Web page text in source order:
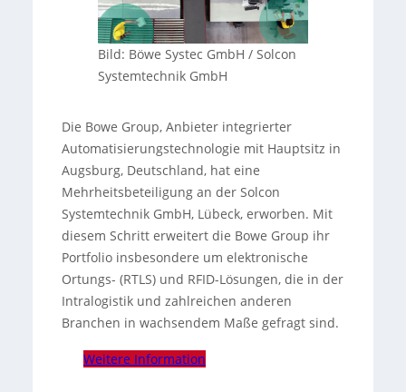
Bild: Böwe Systec GmbH / Solcon
Systemtechnik GmbH
Die Bowe Group, Anbieter integrierter
Automatisierungstechnologie mit Hauptsitz in
Augsburg, Deutschland, hat eine
Mehrheitsbeteiligung an der Solcon
Systemtechnik GmbH, Lübeck, erworben. Mit
diesem Schritt erweitert die Bowe Group ihr
Portfolio insbesondere um elektronische
Ortungs- (RTLS) und RFID-Lösungen, die in der
Intralogistik und zahlreichen anderen
Branchen in wachsendem Maße gefragt sind.
Weitere Information